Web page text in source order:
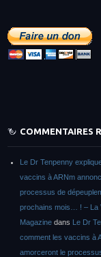
COMMENTAIRES
Le Dr Tenpenny
vaccins à ARNm
processus de
prochains mois… ! – La
Magazine dans Le Dr
comment les vaccins à
amorceront le